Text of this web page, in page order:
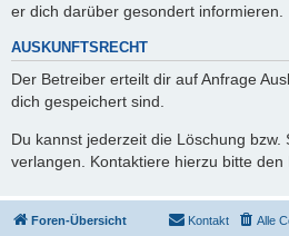
er dich darüber gesondert informieren.
AUSKUNFTSRECHT
Der Betreiber erteilt dir auf Anfrage
dich gespeichert sind.
Du kannst jederzeit die Löschung bzw.
verlangen. Kontaktiere hierzu bitte den
Foren-Übersicht Alle
Kontakt